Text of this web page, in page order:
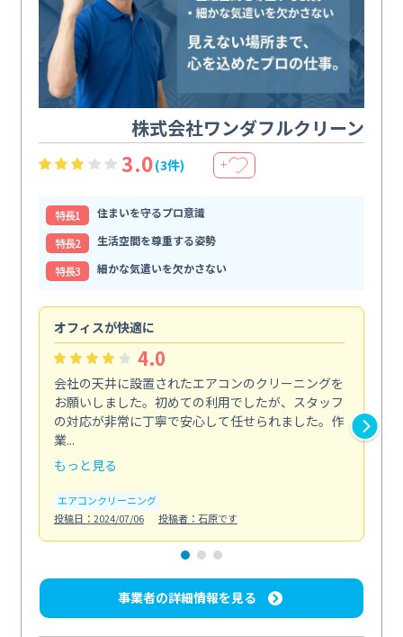
株式会社ワンダフルクリーン
3.0(3件) ＋
特⻑1
住まいを守るプロ意識
特⻑2
生活空間を尊重する姿勢
特⻑3
細かな気遣いを欠かさない
オフィスが快適に
4.0
会社の天井に設置されたエアコンのクリーニングを
お願いしました。初めての利用でしたが、スタッフ
の対応が非常に丁寧で安心して任せられました。作
業...
もっと見る
エアコンクリーニング
投稿日：2024/07/06
投稿者：石原です
事業者の詳細情報を見る